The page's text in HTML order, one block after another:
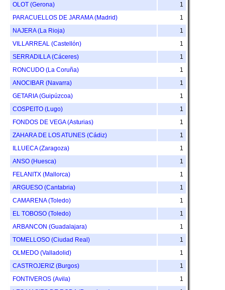
OLOT (Gerona)
1
PARACUELLOS DE JARAMA (Madrid)
1
NAJERA (La Rioja)
1
VILLARREAL (Castellón)
1
SERRADILLA (Cáceres)
1
RONCUDO (La Coruña)
1
ANOCIBAR (Navarra)
1
GETARIA (Guipúzcoa)
1
COSPEITO (Lugo)
1
FONDOS DE VEGA (Asturias)
1
ZAHARA DE LOS ATUNES (Cádiz)
1
ILLUECA (Zaragoza)
1
ANSO (Huesca)
1
FELANITX (Mallorca)
1
ARGUESO (Cantabria)
1
CAMARENA (Toledo)
1
EL TOBOSO (Toledo)
1
ARBANCON (Guadalajara)
1
TOMELLOSO (Ciudad Real)
1
OLMEDO (Valladolid)
1
CASTROJERIZ (Burgos)
1
FONTIVEROS (Avila)
1